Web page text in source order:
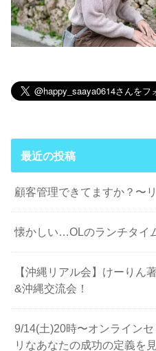
最近の投稿
顧客管理できてますか？〜
懐かしい…OLのランチタイ
【沖縄リアル会】けーりん
&沖縄交流会！
9/14(土)20時〜オンライン
リなあなたの成功の定義を